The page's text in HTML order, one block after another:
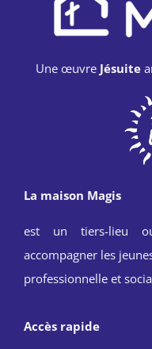
Une œuvre Jésuite
La maison Magis
est un tiers-lieu
accompagner les
professionnelle et
Accès rapide